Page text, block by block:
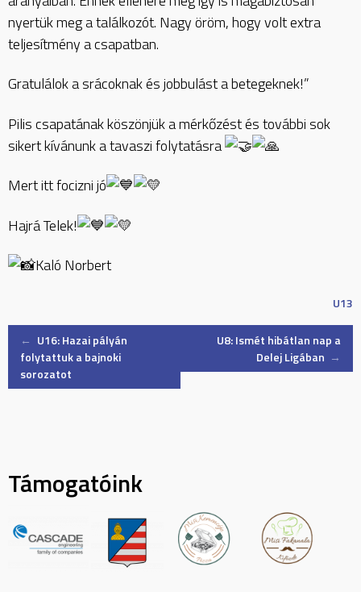
nyertük meg a találkozót. Nagy öröm, hogy volt extra
teljesítmény a csapatban.
Gratulálok a srácoknak és jobbulást a betegeknek!”
Pilis csapatának köszönjük a mérkőzést és további sok
sikert kívánunk a tavaszi folytatásra
Mert itt focizni jó
Hajrá Telek!
Kaló Norbert
U13
Post
navigation
← U16: Hazai pályán
folytattuk a bajnoki
sorozatot
U8: Ismét hibátlan nap a
Delej Ligában →
Támogatóink